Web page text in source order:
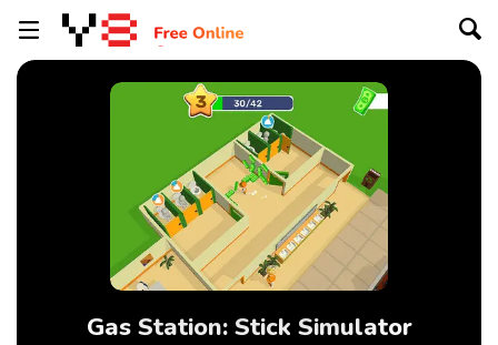
Gas Station: Stick Simulator